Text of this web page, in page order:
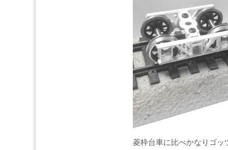
菱枠台車に比べかなりゴッ